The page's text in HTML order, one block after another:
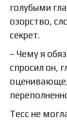
голубыми
озорство,
секрет.
– Чему я
спросил он,
оценивающе,
Тесс не